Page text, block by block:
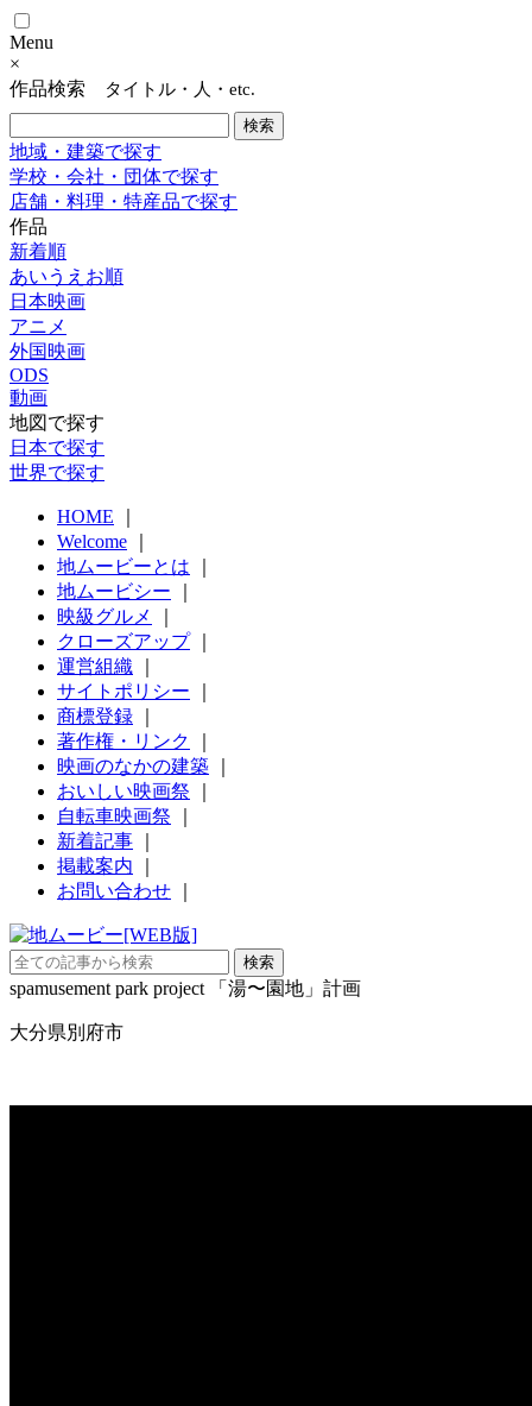
Menu
×
作品検索
タイトル・人・etc.
地域・建築で探す
学校・会社・団体で探す
店舗・料理・特産品で探す
作品
新着順
あいうえお順
日本映画
アニメ
外国映画
ODS
動画
地図で探す
日本で探す
世界で探す
HOME
Welcome
地ムービーとは
地ムービシー
映級グルメ
クローズアップ｜
運営組織
サイトポリシー
商標登録
著作権・リンク
映画のなかの建築
おいしい映画祭
自転車映画祭
新着記事
掲載案内
お問い合わせ
spamusement park project 「湯〜園地」計画
大分県別府市